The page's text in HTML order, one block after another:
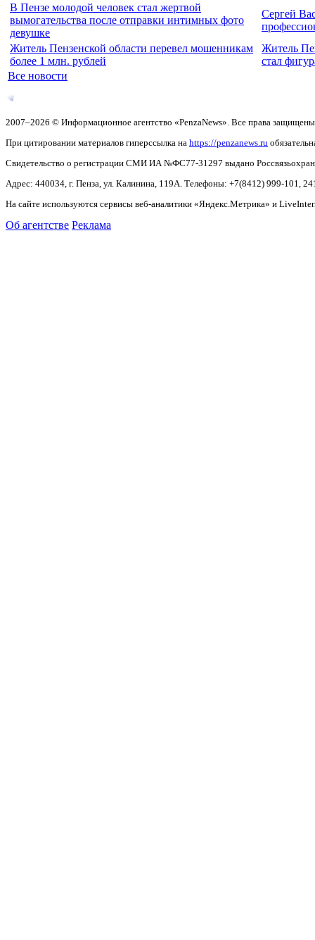
В Пензе молодой человек стал жертвой
вымогательства после отправки интимных фото
девушке
Сергей
Житель Пензенской области перевел мошенникам
более 1 млн. рублей
Житель
стал
Все новости
2007–2026 © Информационное агентство «PenzaNews». Все права
При цитировании материалов гиперссылка на https://penzanews.ru
Свидетельство о регистрации СМИ ИА №ФС77-31297 выдано
Адрес: 440034, г. Пенза, ул. Калинина, 119А. Телефоны: +7(8412) 999-101,
На сайте используются сервисы веб-аналитики «Яндекс.Метрика» и
Об агентстве Реклама